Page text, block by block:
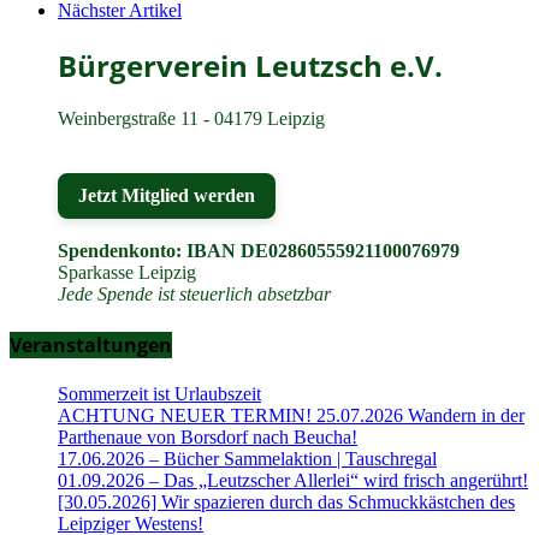
Nächster Artikel
Bürgerverein Leutzsch e.V.
Weinbergstraße 11 - 04179 Leipzig
Jetzt Mitglied werden
Spendenkonto: IBAN DE02860555921100076979
Sparkasse Leipzig
Jede Spende ist steuerlich absetzbar
Veranstaltungen
Sommerzeit ist Urlaubszeit
ACHTUNG NEUER TERMIN! 25.07.2026 Wandern in der
Parthenaue von Borsdorf nach Beucha!
17.06.2026 – Bücher Sammelaktion | Tauschregal
01.09.2026 – Das „Leutzscher Allerlei“ wird frisch angerührt!
[30.05.2026] Wir spazieren durch das Schmuckkästchen des
Leipziger Westens!